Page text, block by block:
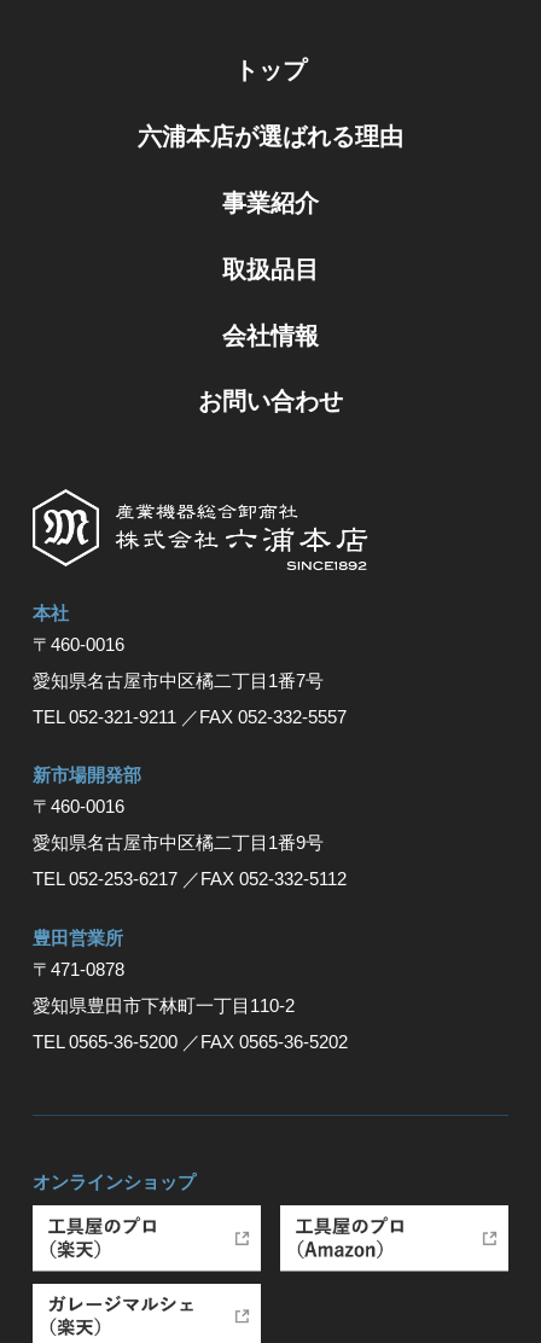
トップ
六浦本店が選ばれる理由
事業紹介
取扱品目
会社情報
お問い合わせ
本社
〒460-0016
愛知県名古屋市中区橘⼆丁⽬1番7号
TEL 052-321-9211 ／FAX 052-332-5557
新市場開発部
〒460-0016
愛知県名古屋市中区橘二丁目1番9号
TEL 052-253-6217 ／FAX 052-332-5112
豊⽥営業所
〒471-0878
愛知県豊⽥市下林町⼀丁⽬110-2
TEL 0565-36-5200 ／FAX 0565-36-5202
オンラインショップ